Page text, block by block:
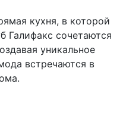
кухня, в которой
Галифакс сочетаются
уникальное
встречаются в